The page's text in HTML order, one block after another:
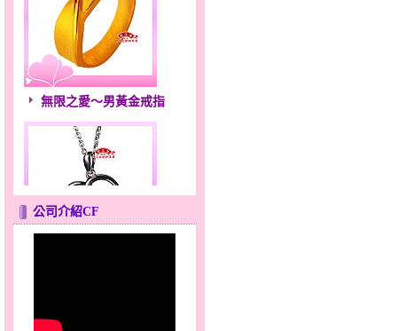
無限之愛～男黃金戒指
公司介紹CF